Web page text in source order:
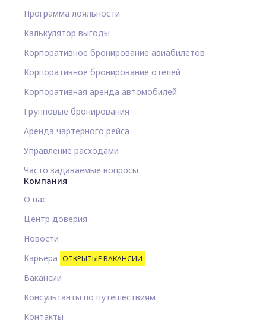
Программа лояльности
Калькулятор выгоды
Корпоративное бронирование авиабилетов
Корпоративное бронирование отелей
Корпоративная аренда автомобилей
Групповые бронирования
Аренда чартерного рейса
Управление расходами
Часто задаваемые вопросы
Компания
О нас
Центр доверия
Новости
Карьера ОТКРЫТЫЕ ВАКАНСИИ
Вакансии
Консультанты по путешествиям
Контакты